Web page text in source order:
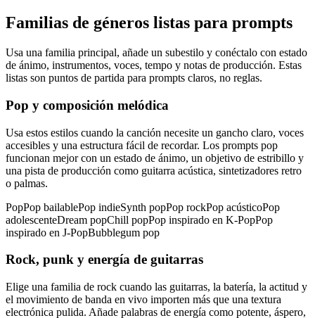
Familias de géneros listas para prompts
Usa una familia principal, añade un subestilo y conéctalo con estado
de ánimo, instrumentos, voces, tempo y notas de producción. Estas
listas son puntos de partida para prompts claros, no reglas.
Pop y composición melódica
Usa estos estilos cuando la canción necesite un gancho claro, voces
accesibles y una estructura fácil de recordar. Los prompts pop
funcionan mejor con un estado de ánimo, un objetivo de estribillo y
una pista de producción como guitarra acústica, sintetizadores retro
o palmas.
PopPop bailablePop indieSynth popPop rockPop acústicoPop
adolescenteDream popChill popPop inspirado en K-PopPop
inspirado en J-PopBubblegum pop
Rock, punk y energía de guitarras
Elige una familia de rock cuando las guitarras, la batería, la actitud y
el movimiento de banda en vivo importen más que una textura
electrónica pulida. Añade palabras de energía como potente, áspero,